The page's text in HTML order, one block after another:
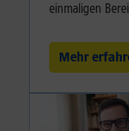
einmaligen
Mehr